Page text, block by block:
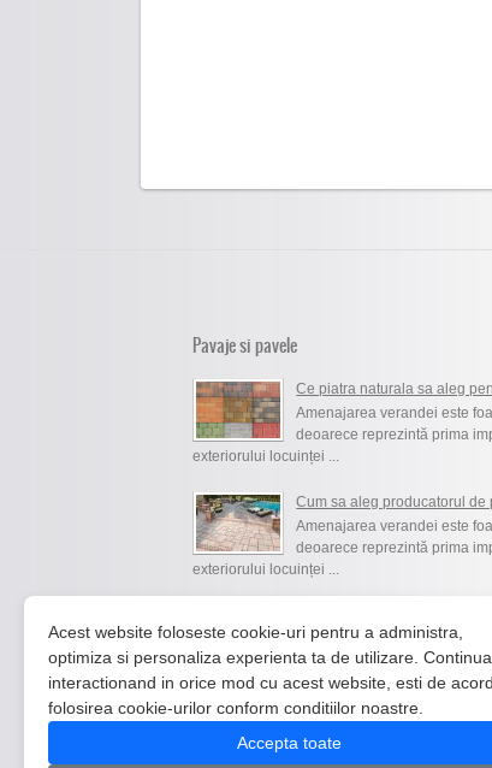
Acest website foloseste cookie-uri pentru a administra,
optimiza si personaliza experienta ta de utilizare.
interactionand in orice mod cu acest website, esti de
folosirea cookie-urilor conform conditiilor noastre.
Accepta toate
Pavaje si pavele
Ce piatra naturala sa aleg
Amenajarea verandei este
deoarece reprezintă prima
exteriorului locuinței ...
Cum sa aleg producatorul de
Amenajarea verandei este
deoarece reprezintă prima
exteriorului locuinței ...
Amenajarea verandei este
deoarece reprezintă prima
exteriorului locuinței ...